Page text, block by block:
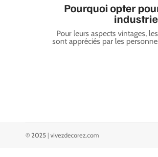
Pourquoi opter
Pour leurs aspects vintages,
sont appréciés par les
© 2025 | vivezdecorez.com